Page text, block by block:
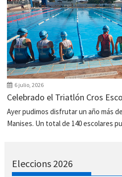
6 julio, 2026
Celebrado el Triatlón Cros
Ayer pudimos disfrutar un año más
Manises. Un total de 140 escolares
Eleccions 2026